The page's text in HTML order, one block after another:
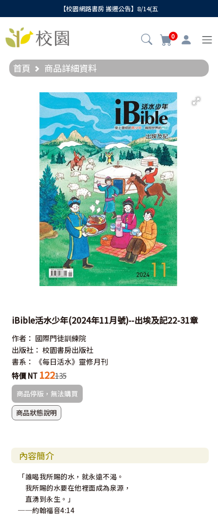
【校園網路書房 搬遷公告】8/14(五
0
首頁 商品詳細資料
iBible活水少年(2024年11月號)--出埃及記22-31章
作者： 國際門徒訓練院
出版社： 校園書房出版社
書系：
《每日活水》靈修月刊
特價 NT 122135
商品停版，無法購買
商品狀態說明
內容簡介
「誰喝我所賜的水，就永遠不渴。
我所賜的水要在他裡面成為泉源，
直湧到永生。」
──約翰福音4:14